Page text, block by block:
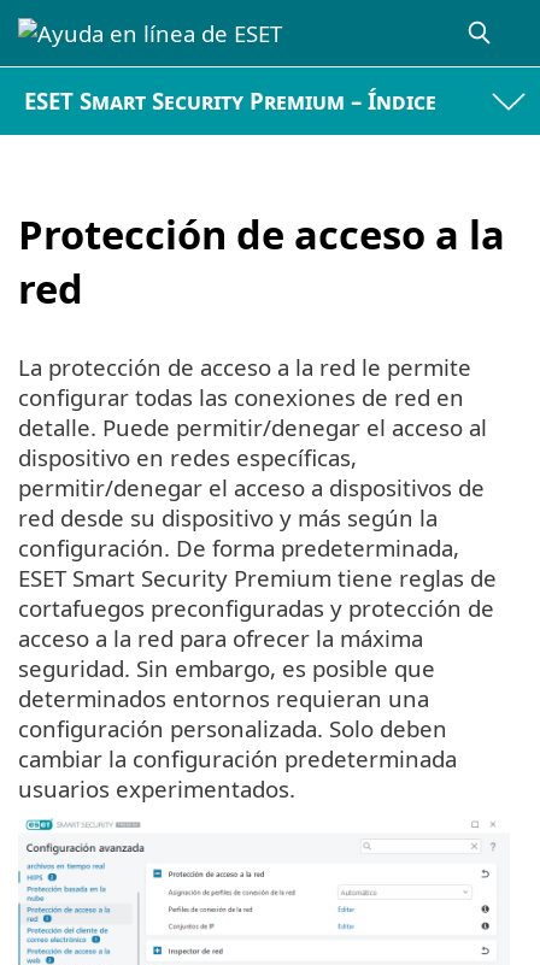
ESET Smart Security Premium – Índice
Protección de acceso a la
red
La protección de acceso a la red le permite
configurar todas las conexiones de red en
detalle. Puede permitir/denegar el acceso al
dispositivo en redes específicas,
permitir/denegar el acceso a dispositivos de
red desde su dispositivo y más según la
configuración. De forma predeterminada,
ESET Smart Security Premium tiene reglas de
cortafuegos preconfiguradas y protección de
acceso a la red para ofrecer la máxima
seguridad. Sin embargo, es posible que
determinados entornos requieran una
configuración personalizada. Solo deben
cambiar la configuración predeterminada
usuarios experimentados.